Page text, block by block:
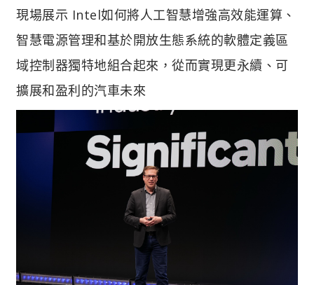
現場展示 Intel如何將人工智慧增強高效能運算、
智慧電源管理和基於開放生態系統的軟體定義區
域控制器獨特地組合起來，從而實現更永續、可
擴展和盈利的汽車未來